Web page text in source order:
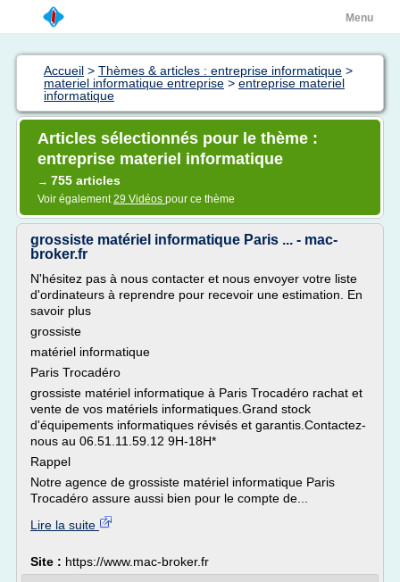
Menu
Accueil > Thèmes & articles : entreprise informatique >
materiel informatique entreprise > entreprise materiel
informatique
Articles sélectionnés pour le thème :
entreprise materiel informatique
→ 755 articles
Voir également29 Vidéos pour ce thème
grossiste matériel informatique Paris ... - mac-
broker.fr
N'hésitez pas à nous contacter et nous envoyer votre liste
d'ordinateurs à reprendre pour recevoir une estimation. En
savoir plus
grossiste
matériel informatique
Paris Trocadéro
grossiste matériel informatique à Paris Trocadéro rachat et
vente de vos matériels informatiques.Grand stock
d'équipements informatiques révisés et garantis.Contactez-
nous au 06.51.11.59.12 9H-18H*
Rappel
Notre agence de grossiste matériel informatique Paris
Trocadéro assure aussi bien pour le compte de...
Lire la suite
Site : https://www.mac-broker.fr